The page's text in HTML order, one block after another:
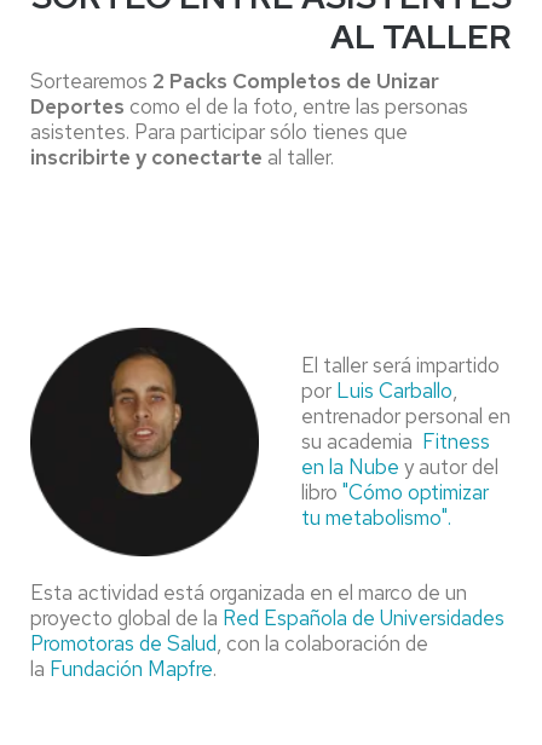
AL TALLER
Sortearemos 2 Packs Completos de Unizar
Deportes como el de la foto, entre las personas
asistentes. Para participar sólo tienes que
inscribirte y conectarte al taller.
El taller será impartido
por Luis Carballo,
entrenador personal en
su academia Fitness
en la Nube y autor del
libro "Cómo optimizar
tu metabolismo".
Esta actividad está organizada en el marco de un
proyecto global de la Red Española de Universidades
Promotoras de Salud, con la colaboración de
la Fundación Mapfre.